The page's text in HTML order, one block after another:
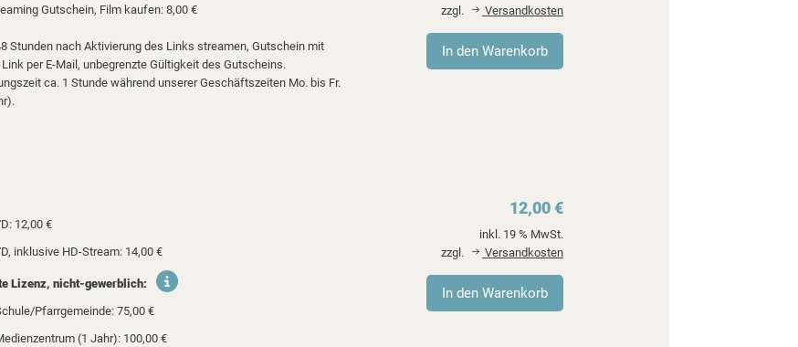
Gutschein, Film kaufen: 8,00 €
Stunden nach Aktivierung des Links streamen, Gutschein mit
per E-Mail, unbegrenzte Gültigkeit des Gutscheins.
ca. 1 Stunde während unserer Geschäftszeiten Mo. bis Fr.
zzgl.
Versandkosten
12,00 €
inklusive HD-Stream: 14,00 €
Lizenz, nicht-gewerblich:
Pfarrgemeinde: 75,00 €
(1 Jahr): 100,00 €
12,00 €
inkl. 19 % MwSt.
zzgl.
Versandkosten